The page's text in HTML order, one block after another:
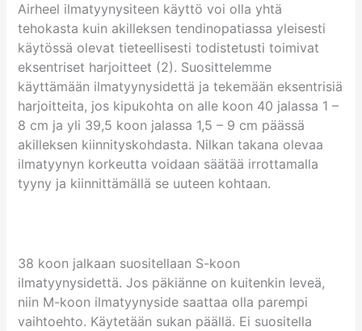
Airheel ilmatyynysiteen käyttö voi olla yhtä
tehokasta kuin akilleksen tendinopatiassa yleisesti
käytössä olevat tieteellisesti todistetusti toimivat
eksentriset harjoitteet (2). Suosittelemme
käyttämään ilmatyynysidettä ja tekemään eksentrisiä
harjoitteita, jos kipukohta on alle koon 40 jalassa 1 –
8 cm ja yli 39,5 koon jalassa 1,5 – 9 cm päässä
akilleksen kiinnityskohdasta. Nilkan takana olevaa
ilmatyynyn korkeutta voidaan säätää irrottamalla
tyyny ja kiinnittämällä se uuteen kohtaan.
38 koon jalkaan suositellaan S-koon
ilmatyynysidettä. Jos päkiänne on kuitenkin leveä,
niin M-koon ilmatyynyside saattaa olla parempi
vaihtoehto. Käytetään sukan päällä. Ei suositella